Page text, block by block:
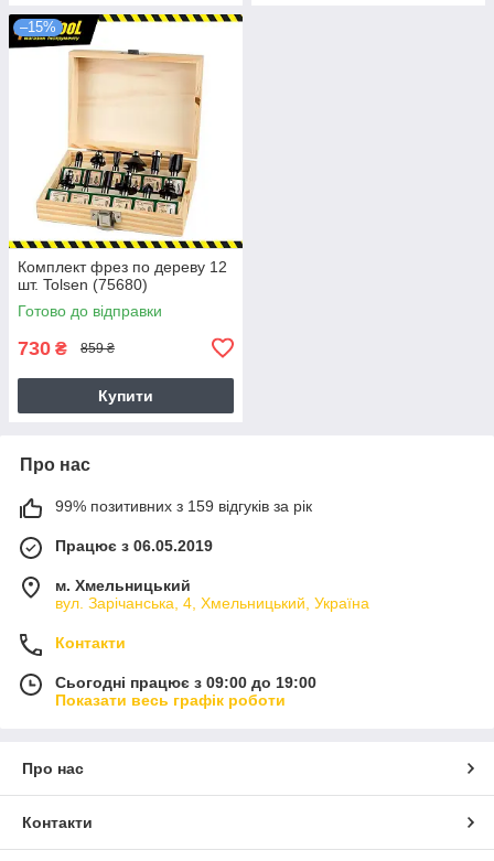
–15%
Комплект фрез по дереву 12
шт. Tolsen (75680)
Готово до відправки
730 ₴ 859 ₴
Купити
Про нас
99% позитивних з 159 відгуків за рік
Працює з 06.05.2019
м. Хмельницький
вул. Зарічанська, 4, Хмельницький, Україна
Контакти
Сьогодні працює з 09:00 до 19:00
Показати весь графік роботи
Про нас
Контакти